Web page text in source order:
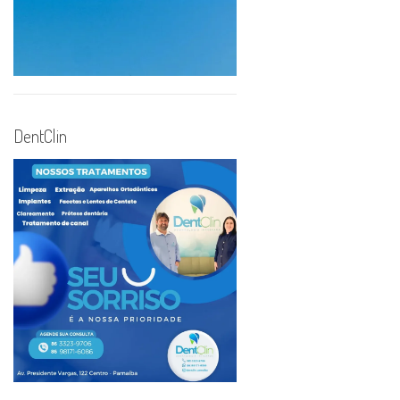
DentClin